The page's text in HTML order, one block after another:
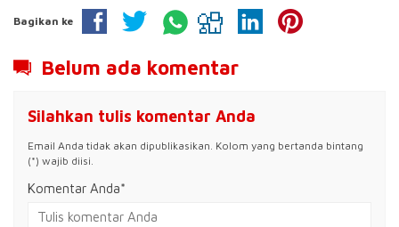
Bagikan ke
Belum ada komentar
Silahkan tulis komentar Anda
Email Anda tidak akan dipublikasikan. Kolom yang bertanda bintang
(*) wajib diisi.
Komentar Anda*